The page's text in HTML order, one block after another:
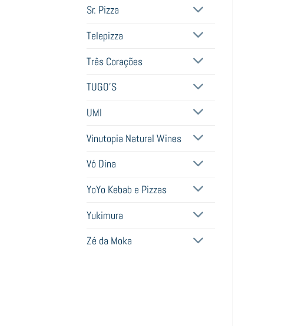
Sr. Pizza
Telepizza
Três Corações
TUGO'S
UMI
Vinutopia Natural Wines
Vó Dina
YoYo Kebab e Pizzas
Yukimura
Zé da Moka